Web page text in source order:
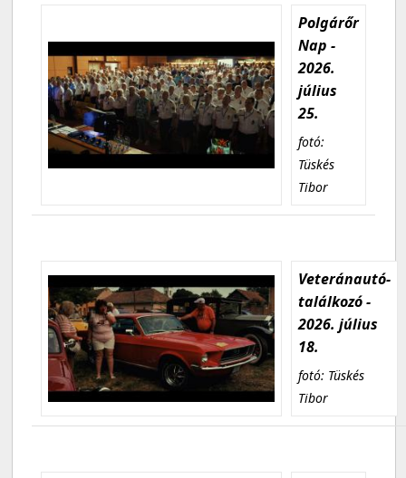
Polgárőr
Nap -
2026.
július
25.
fotó:
Tüskés
Tibor
Veteránautó-
találkozó -
2026. július
18.
fotó: Tüskés
Tibor